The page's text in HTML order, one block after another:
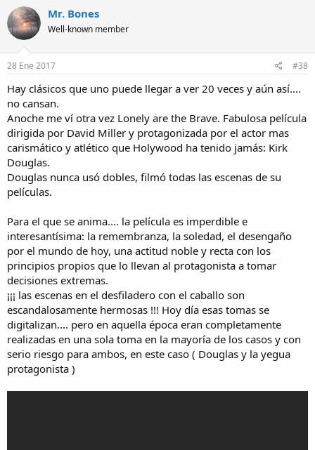
Mr. Bones
Well-known member
28 Ene 2017 #38
Hay clásicos que uno puede llegar a ver 20 veces y aún así....
no cansan.
Anoche me ví otra vez Lonely are the Brave. Fabulosa película
dirigida por David Miller y protagonizada por el actor mas
carismático y atlético que Holywood ha tenido jamás: Kirk
Douglas.
Douglas nunca usó dobles, filmó todas las escenas de su
películas.
Para el que se anima.... la película es imperdible e
interesantísima: la remembranza, la soledad, el desengaño
por el mundo de hoy, una actitud noble y recta con los
principios propios que lo llevan al protagonista a tomar
decisiones extremas.
¡¡¡ las escenas en el desfiladero con el caballo son
escandalosamente hermosas !!! Hoy día esas tomas se
digitalizan.... pero en aquella época eran completamente
realizadas en una sola toma en la mayoría de los casos y con
serio riesgo para ambos, en este caso ( Douglas y la yegua
protagonista )